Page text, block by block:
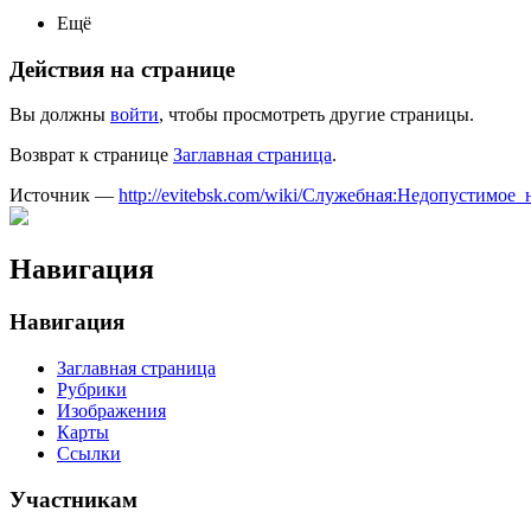
Ещё
Действия на странице
Вы должны войти, чтобы просмотреть другие страницы.
Возврат к странице Заглавная страница.
Источник — http://evitebsk.com/wiki/
Навигация
Навигация
Заглавная страница
Рубрики
Изображения
Карты
Ссылки
Участникам